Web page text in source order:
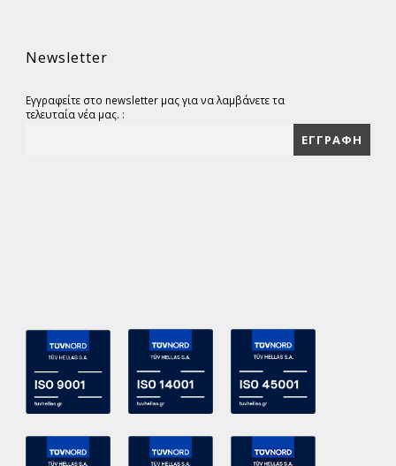
Newsletter
Εγγραφείτε στο newsletter μας για να λαμβάνετε τα
τελευταία νέα μας. :